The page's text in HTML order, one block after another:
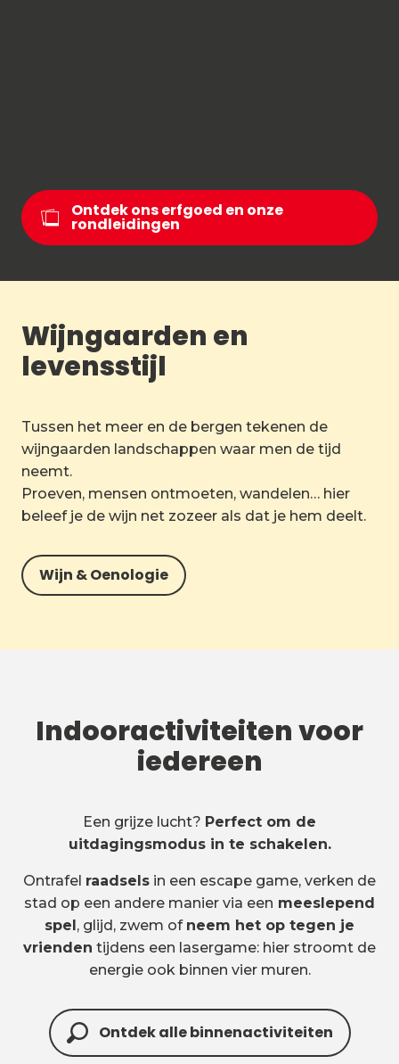
Ontdek ons erfgoed en onze
rondleidingen
Wijngaarden en
levensstijl
Tussen het meer en de bergen tekenen de
wijngaarden landschappen waar men de tijd
neemt.
Proeven, mensen ontmoeten, wandelen… hier
beleef je de wijn net zozeer als dat je hem deelt.
Wijn & Oenologie
Indooractiviteiten voor
iedereen
Een grijze lucht? Perfect om de
uitdagingsmodus in te schakelen.
Ontrafel raadsels in een escape game, verken de
stad op een andere manier via een meeslepend
spel, glijd, zwem of neem het op tegen je
vrienden tijdens een lasergame: hier stroomt de
energie ook binnen vier muren.
Ontdek alle binnenactiviteiten